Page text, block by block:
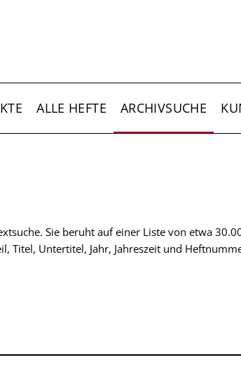
ALLE HEFTE ARCHIVSUCHE
Sie beruht auf einer Liste von etwa
Titel, Untertitel, Jahr, Jahreszeit und